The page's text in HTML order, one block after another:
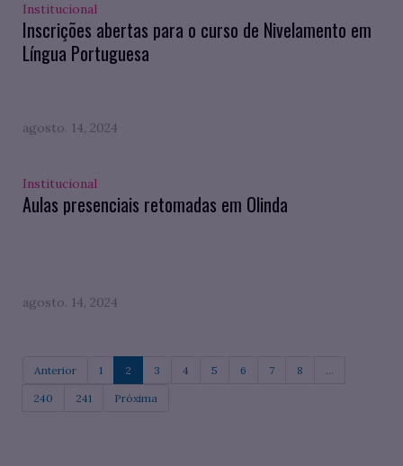
Institucional
Inscrições abertas para o curso de Nivelamento em
Língua Portuguesa
agosto. 14, 2024
Institucional
Aulas presenciais retomadas em Olinda
agosto. 14, 2024
Anterior 1 2 3 4 5 6 7 8 ...
240 241 Próxima